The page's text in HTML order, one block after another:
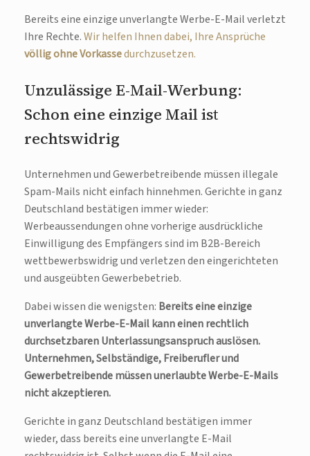
Bereits eine einzige unverlangte Werbe-E-Mail verletzt
Ihre Rechte.Wir helfen Ihnen dabei, Ihre Ansprüche
völlig ohne Vorkassedurchzusetzen.
Unzulässige E-Mail-Werbung:
Schon eine einzige Mail ist
rechtswidrig
Unternehmen und Gewerbetreibende müssen illegale
Spam-Mails nicht einfach hinnehmen. Gerichte in ganz
Deutschland bestätigen immer wieder:
Werbeaussendungen ohne vorherige ausdrückliche
Einwilligung des Empfängers sind im B2B-Bereich
wettbewerbswidrig und verletzen den eingerichteten
und ausgeübten Gewerbebetrieb.
Dabei wissen die wenigsten: Bereits eine einzige
unverlangte Werbe-E-Mail kann einen rechtlich
durchsetzbaren Unterlassungsanspruch auslösen.
Unternehmen, Selbständige, Freiberufler und
Gewerbetreibende müssen unerlaubte Werbe-E-Mails
nicht akzeptieren.
Gerichte in ganz Deutschland bestätigen immer
wieder, dass bereits eine unverlangte E-Mail